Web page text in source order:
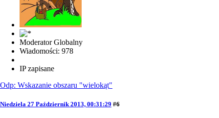
Moderator Globalny
Wiadomości: 978
IP zapisane
Odp: Wskazanie obszaru "wielokąt"
Niedziela 27 Październik 2013, 00:31:29 #6